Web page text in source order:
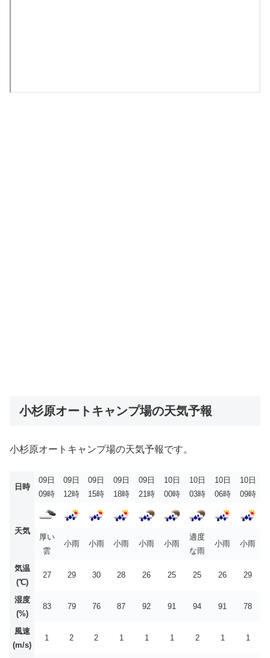
小杉原オートキャンプ場の天気予報
小杉原オートキャンプ場の天気予報です。
日時
09日
09時
09日
12時
09日
15時
09日
18時
09日
21時
10日
00時
10日
03時
10日
06時
10日
09時
天気
厚い
雲
小雨 小雨 小雨 小雨 小雨
適度
な雨
小雨 小雨
気温
(℃)
27 29 30 28 26 25 25 26 29
湿度
(%)
83 79 76 87 92 91 94 91 78
風速
(m/s)
1 2 2 1 1 1 2 1 1